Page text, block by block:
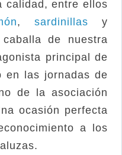
calidad, entre ellos
, sardinillas y
de nuestra
principal de
en las jornadas de
de la asociación
ocasión perfecta
a los